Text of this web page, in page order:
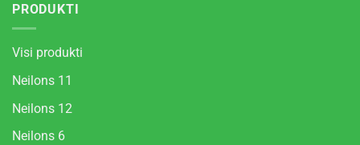
PRODUKTI
Visi produkti
Neilons 11
Neilons 12
Neilons 6